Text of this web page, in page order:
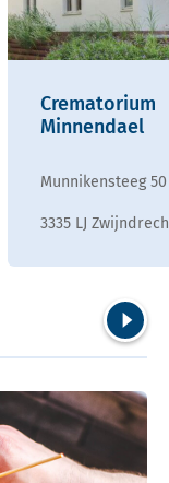
Crematorium
Minnendael
Munnikensteeg 50
3335 LJ